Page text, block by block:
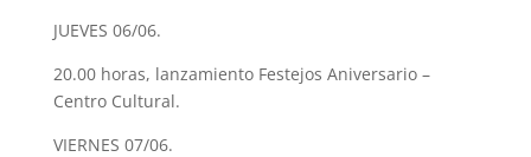
JUEVES 06/06.
20.00 horas, lanzamiento Festejos Aniversario –
Centro Cultural.
VIERNES 07/06.